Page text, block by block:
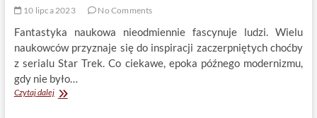
10 lipca 2023 No Comments
Fantastyka naukowa nieodmiennie fascynuje ludzi. Wielu
naukowców przyznaje się do inspiracji zaczerpniętych choćby
z serialu Star Trek. Co ciekawe, epoka późnego modernizmu,
gdy nie było…
Czytaj dalejDlaczego